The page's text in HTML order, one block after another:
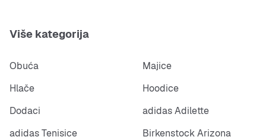
Više kategorija
Obuća
Majice
Hlače
Hoodice
Dodaci
adidas Adilette
adidas Tenisice
Birkenstock Arizona